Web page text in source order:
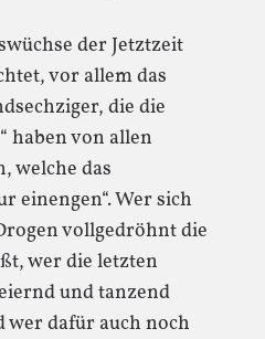
der Jetztzeit
vor allem das
die die
haben von allen
welche das
einengen“. Wer sich
vollgedröhnt die
wer die letzten
und tanzend
wer dafür auch noch